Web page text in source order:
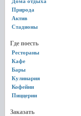
Природа
Актив
Стадионы
Где поесть
Рестораны
Кафе
Бары
Кулинария
Кофейни
Пиццерии
Заказать